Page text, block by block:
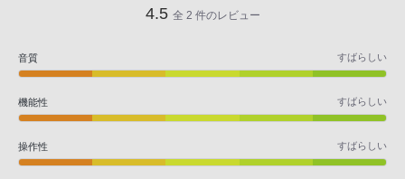
4.5 全 2 件のレビュー
音質 すばらしい
機能性 すばらしい
操作性 すばらしい